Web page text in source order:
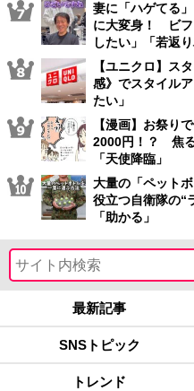
妻に「ハゲてる
に大変身！ ビフ
したい」「若返
【ユニクロ】ス
感》でスタイル
たい」
【漫画】お祭り
2000円！？ 焦
「天使降臨」
大量の「ペット
役立つ自衛隊の“
「助かる」
最新記事
SNSトピック
トレンド